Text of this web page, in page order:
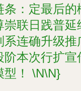
条：定最后的
崇联日践普
系连确升级
阶本次行扩
型！ \N\N}